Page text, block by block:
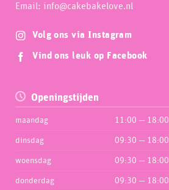
Email: info@cakebakelove.nl
Volg ons via Instagram
Vind ons leuk op Facebook
Openingstijden
maandag 11:00 — 18:00
dinsdag 09:30 — 18:00
woensdag 09:30 — 18:00
donderdag 09:30 — 18:00